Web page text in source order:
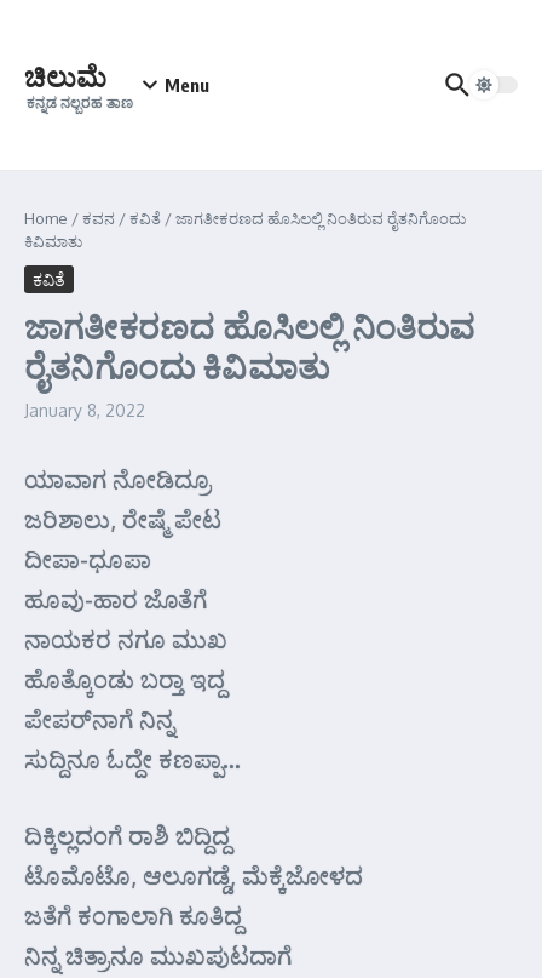
ಚಿಲುಮೆ
ಕನ್ನಡ ನಲ್ಬರಹ ತಾಣ
Menu
Home /ಕವನ /ಕವಿತೆ /ಜಾಗತೀಕರಣದ ಹೊಸಿಲಲ್ಲಿ ನಿಂತಿರುವ ರೈತನಿಗೊಂದು
ಕಿವಿಮಾತು
ಕವಿತೆ
ಜಾಗತೀಕರಣದ ಹೊಸಿಲಲ್ಲಿ ನಿಂತಿರುವ
ರೈತನಿಗೊಂದು ಕಿವಿಮಾತು
January 8, 2022
ಯಾವಾಗ ನೋಡಿದ್ರೂ
ಜರಿಶಾಲು, ರೇಷ್ಮೆ ಪೇಟ
ದೀಪಾ-ಧೂಪಾ
ಹೂವು-ಹಾರ ಜೊತೆಗೆ
ನಾಯಕರ ನಗೂ ಮುಖ
ಹೊತ್ಕೊಂಡು ಬರ್‍ತಾ ಇದ್ದ
ಪೇಪರ್‌ನಾಗೆ ನಿನ್ನ
ಸುದ್ದಿನೂ ಓದ್ದೇ ಕಣಪ್ಪಾ…
ದಿಕ್ಕಿಲ್ಲದಂಗೆ ರಾಶಿ ಬಿದ್ದಿದ್ದ
ಟೊಮೊಟೊ, ಆಲೂಗಡ್ಡೆ, ಮೆಕ್ಕೆಜೋಳದ
ಜತೆಗೆ ಕಂಗಾಲಾಗಿ ಕೂತಿದ್ದ
ನಿನ್ನ ಚಿತ್ರಾನೂ ಮುಖಪುಟದಾಗೆ